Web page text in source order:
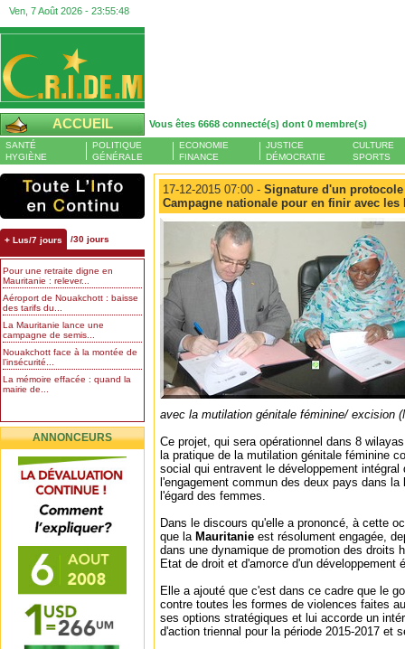
Ven, 7 Août 2026 - 23:55:49
ACCUEIL Vous êtes 6668 connecté(s) dont 0 membre(s)
SANTÉ
HYGIÈNE
POLITIQUE
GÉNÉRALE
ECONOMIE
FINANCE
JUSTICE
DÉMOCRATIE
CULTURE
SPORTS
+ Lus/7 jours /30 jours
Pour une retraite digne en
Mauritanie : relever...
Aéroport de Nouakchott : baisse
des tarifs du...
La Mauritanie lance une
campagne de semis...
Nouakchott face à la montée de
l’insécurité...
La mémoire effacée : quand la
mairie de...
ANNONCEURS
17-12-2015 07:00 - Signature d'un
Campagne nationale pour en finir avec les
avec la mutilation génitale féminine/ excision
Ce projet, qui sera opérationnel dans 8
la pratique de la mutilation génitale féminine
social qui entravent le développement
l'engagement commun des deux pays dans
l'égard des femmes.
Dans le discours qu'elle a prononcé, à cette
que la Mauritanie est résolument engagée,
dans une dynamique de promotion des droits
Etat de droit et d'amorce d'un développement
Elle a ajouté que c'est dans ce cadre que le
contre toutes les formes de violences faites
ses options stratégiques et lui accorde un
d'action triennal pour la période 2015-2017 et